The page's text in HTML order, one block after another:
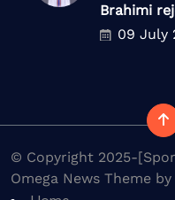
Brahimi
09 July
© Copyright 2025-
Omega News Theme by